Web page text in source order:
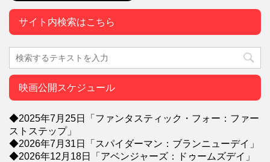
サイト内検索はこちら
映画公開スケジュール
◆2025年7月25日「ファンタスティック・フォー：ファー
ストステップ」
◆2026年7月31日「スパイダーマン：ブランニューデイ」
◆2026年12月18日「アベンジャーズ：ドゥームズデイ」